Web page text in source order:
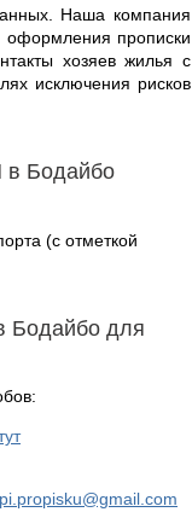
Наша компания
оформления прописки
хозяев жилья с
исключения рисков
в Бодайбо
(с отметкой
Бодайбо для